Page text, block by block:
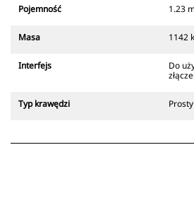
zasięgu
Cat są
koparkami
kopania rowów.
stałe zawiasy
Pojemność 1.23
Masa 1142
Interfejs
Do
Typ krawędzi Prosty